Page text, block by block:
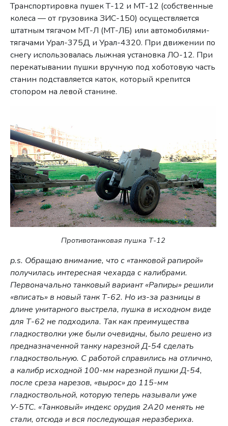
Транспортировка пушек Т-12 и МТ-12 (собственные
колеса — от грузовика ЗИС-150) осуществляется
штатным тягачом МТ-Л (МТ-ЛБ) или автомобилями-
тягачами Урал-375Д и Урал-4320. При движении по
снегу использовалась лыжная установка ЛО-12. При
перекатывании пушки вручную под хоботовую часть
станин подставляется каток, который крепится
стопором на левой станине.
Противотанковая пушка Т-12
p.s. Обращаю внимание, что с «танковой рапирой»
получилась интересная чехарда с калибрами.
Первоначально танковый вариант «Рапиры» решили
«вписать» в новый танк Т-62. Но из-за разницы в
длине унитарного выстрела, пушка в исходном виде
для Т-62 не подходила. Так как преимущества
гладкостволки уже были очевидны, было решено из
предназначенной танку нарезной Д-54 сделать
гладкоствольную. С работой справились на отлично,
а калибр исходной 100-мм нарезной пушки Д-54,
после среза нарезов, «вырос» до 115-мм
гладкоствольной, которую теперь называли уже
У-5ТС. «Танковый» индекс орудия 2А20 менять не
стали, отсюда и вся последующая неразбериха.